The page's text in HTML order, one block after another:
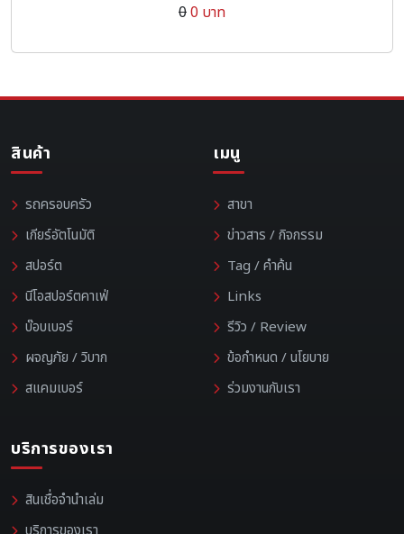
00 บาท
สินค้า
รถครอบครัว
เกียร์อัตโนมัติ
สปอร์ต
นีโอสปอร์ตคาเฟ่
บ๊อบเบอร์
ผจญภัย / วิบาก
สแคมเบอร์
เมนู
สาขา
ข่าวสาร / กิจกรรม
Tag / คำค้น
Links
รีวิว / Review
ข้อกำหนด / นโยบาย
ร่วมงานกับเรา
บริการของเรา
สินเชื่อจำนำเล่ม